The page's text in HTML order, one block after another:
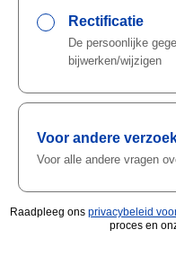
Rectificatie
De persoonlijke
bijwerken/wijzigen
Voor andere
Voor alle andere vragen
Raadpleeg ons privacybeleid
proces en